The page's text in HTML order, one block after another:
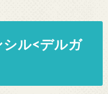
シル<デルガ